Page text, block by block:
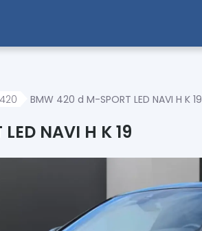
420 BMW 420 d M-SPORT LED NAVI H K 19
NAVI H K 19